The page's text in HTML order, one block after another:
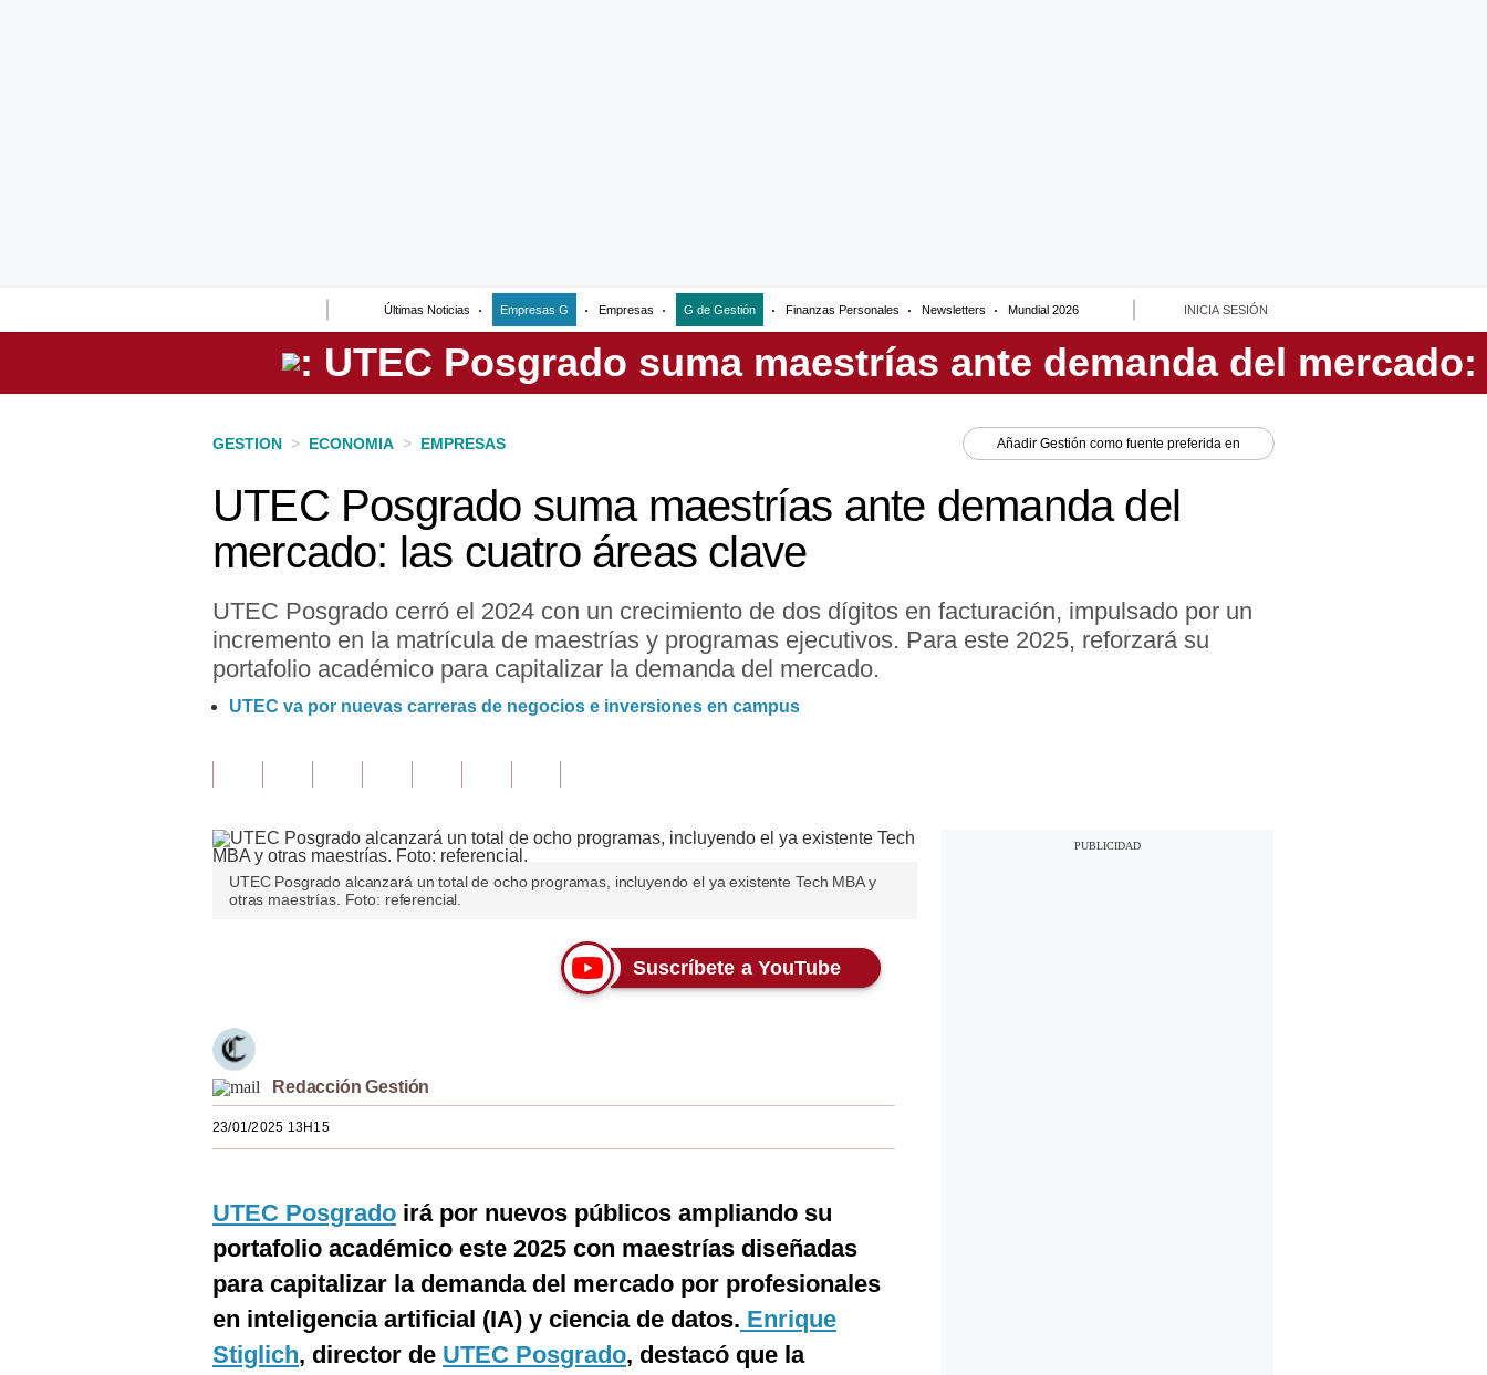
Últimas Noticias Empresas G Empresas G de Gestión Finanzas Personales Newsletters Mundial 2026 INICIA SESIÓN
Perú
GESTION > ECONOMIA > EMPRESAS Añadir Gestión como fuente preferida en
UTEC Posgrado suma maestrías ante demanda del
mercado: las cuatro áreas clave
UTEC Posgrado cerró el 2024 con un crecimiento de dos dígitos en facturación, impulsado por un
incremento en la matrícula de maestrías y programas ejecutivos. Para este 2025, reforzará su
portafolio académico para capitalizar la demanda del mercado.
UTEC va por nuevas carreras de negocios e inversiones en campus
UTEC Posgrado alcanzará un total de ocho programas, incluyendo el ya existente Tech MBA y
otras maestrías. Foto: referencial.
Suscríbete a YouTube
Redacción Gestión
23/01/2025 13H15
UTEC Posgrado irá por nuevos públicos ampliando su
portafolio académico este 2025 con maestrías diseñadas
para capitalizar la demanda del mercado por profesionales
en inteligencia artificial (IA) y ciencia de datos. Enrique
Stiglich, director de UTEC Posgrado, destacó que la